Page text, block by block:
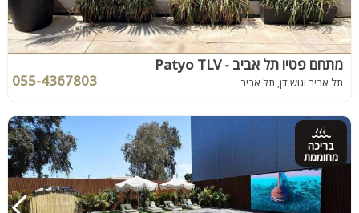
מתחם פטיו תל אביב - Patyo TLV
תל אביב וגוש דן, תל אביב 055-4367803
בריכה
מחוממת